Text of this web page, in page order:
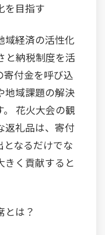
を目指す
域経済の活性化
と納税制度を活
寄付金を呼び込
地域課題の解決
花火大会の観
返礼品は、寄付
なるだけでな
きく貢献すると
とは？